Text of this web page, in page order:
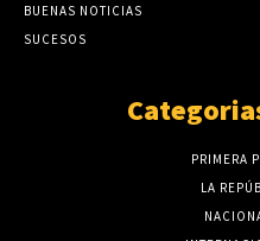
BUENAS NOTICIAS
SUCESOS
PRIMERA
LA